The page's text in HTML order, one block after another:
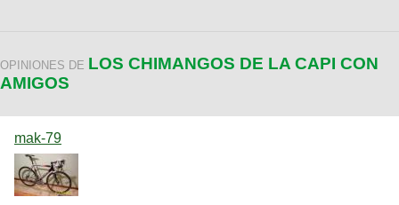
OPINIONES DE LOS CHIMANGOS DE LA CAPI CON
AMIGOS
mak-79